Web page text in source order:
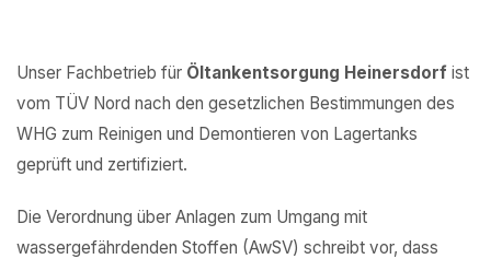
Unser Fachbetrieb für Öltankentsorgung Heinersdorf ist
vom TÜV Nord nach den gesetzlichen Bestimmungen des
WHG zum Reinigen und Demontieren von Lagertanks
geprüft und zertifiziert.
Die Verordnung über Anlagen zum Umgang mit
wassergefährdenden Stoffen (AwSV) schreibt vor, dass